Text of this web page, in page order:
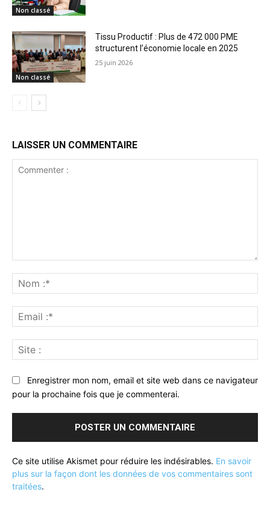
Non classé
Non classé
Tissu Productif : Plus de 472 000 PME
structurent l’économie locale en 2025
25 juin 2026
LAISSER UN COMMENTAIRE
:*
:*
:
Enregistrer mon nom, email et site web dans ce navigateur
pour la prochaine fois que je commenterai.
Ce site utilise Akismet pour réduire les indésirables. En savoir
plus sur la façon dont les données de vos commentaires sont
traitées.